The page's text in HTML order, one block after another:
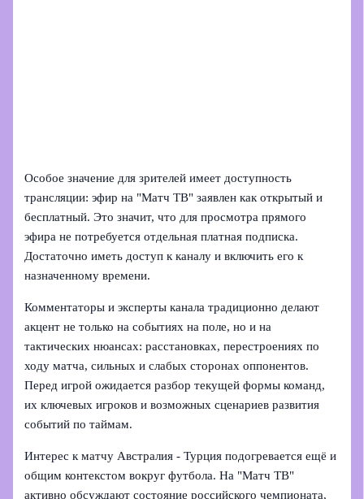
Особое значение для зрителей имеет доступность
трансляции: эфир на "Матч ТВ" заявлен как открытый и
бесплатный. Это значит, что для просмотра прямого
эфира не потребуется отдельная платная подписка.
Достаточно иметь доступ к каналу и включить его к
назначенному времени.
Комментаторы и эксперты канала традиционно делают
акцент не только на событиях на поле, но и на
тактических нюансах: расстановках, перестроениях по
ходу матча, сильных и слабых сторонах оппонентов.
Перед игрой ожидается разбор текущей формы команд,
их ключевых игроков и возможных сценариев развития
событий по таймам.
Интерес к матчу Австралия - Турция подогревается ещё и
общим контекстом вокруг футбола. На "Матч ТВ"
активно обсуждают состояние российского чемпионата,